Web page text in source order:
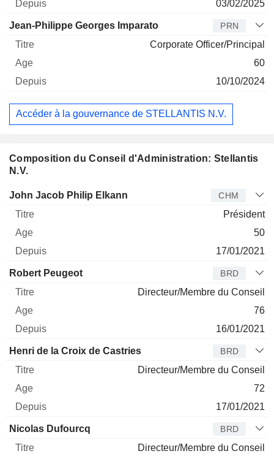
03/02/2025
Jean-Philippe Georges Imparato PRN
Corporate Officer/Principal
60
10/10/2024
Accéder à la gouvernance de STELLANTIS N.V.
Composition du Conseil d'Administration: Stellantis
N.V.
Administrateur Titre Age Depuis
John Jacob Philip Elkann CHM
Président
50
17/01/2021
Robert Peugeot BRD
Directeur/Membre du Conseil
76
16/01/2021
Henri de la Croix de Castries BRD
Directeur/Membre du Conseil
72
17/01/2021
Nicolas Dufourcq BRD
Directeur/Membre du Conseil